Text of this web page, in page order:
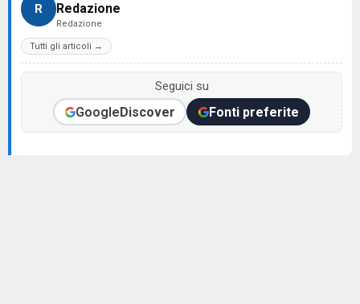
R Redazione
Redazione
Tutti gli articoli →
Seguici su
GoogleDiscover Fonti preferite